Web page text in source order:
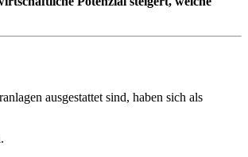
ausgestattet sind, haben sich als